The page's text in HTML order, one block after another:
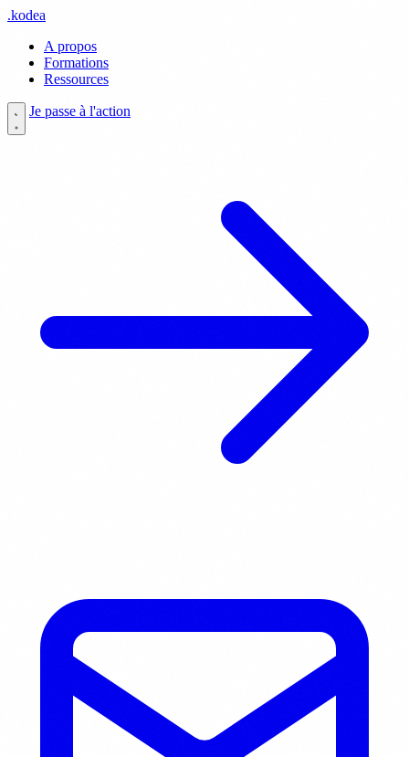
.kodea
A propos
Formations
Ressources
Je passe à l'action